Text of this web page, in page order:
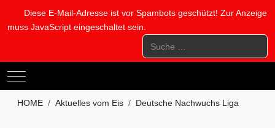
Diese E-Mail-Adresse ist vor Spambots geschützt! Zur Anzeige
muss JavaScript eingeschaltet sein.
Suchen
Mobile Menu Toggle
HOME Aktuelles vom Eis Deutsche Nachwuchs Liga